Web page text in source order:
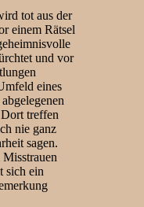
tot aus der
einem Rätsel
und vor
eines
treffen
nie ganz
sagen.
sich ein